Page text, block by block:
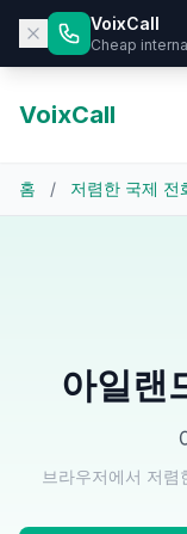
VoixCall
Cheap
VoixCall
홈 / 저렴한 국제 전
아일랜
브라우저에서 저렴